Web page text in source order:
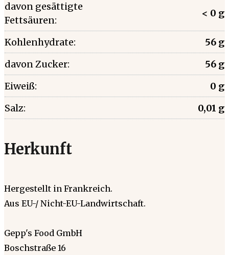
davon gesättigte
Fettsäuren:
< 0 g
Kohlenhydrate:
56 g
davon Zucker:
56 g
Eiweiß:
0 g
Salz:
0,01 g
Herkunft
Hergestellt in Frankreich.
Aus EU-/ Nicht-EU-Landwirtschaft.
Gepp's Food GmbH
Boschstraße 16